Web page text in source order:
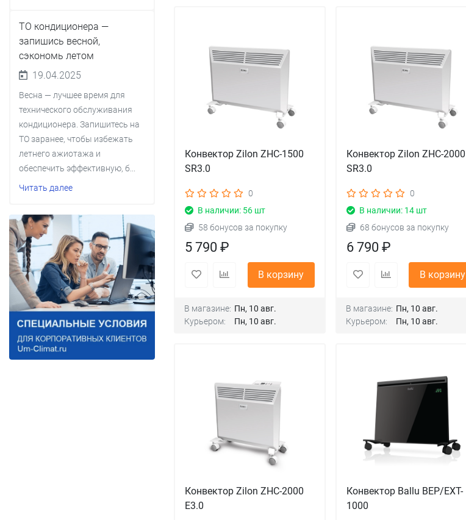
ТО кондиционера —
запишись весной,
сэкономь летом
19.04.2025
Весна — лучшее время для
технического обслуживания
кондиционера. Запишитесь на
ТО заранее, чтобы избежать
летнего ажиотажа и
обеспечить эффективную, б...
Читать далее
Конвектор Zilon ZHC-1500
SR3.0
0
В наличии: 56 шт
58 бонусов за покупку
5 790 ₽
В корзину
В магазине: Пн, 10 авг.
Курьером:
Пн, 10 авг.
Конвектор Zilon ZHC-2000
SR3.0
0
В наличии: 14 шт
68 бонусов за покупку
6 790 ₽
В корзину
В магазине: Пн, 10 авг.
Курьером:
Пн, 10 авг.
Конвектор Zilon ZHC-2000
E3.0
Конвектор Ballu BEP/EXT-
1000